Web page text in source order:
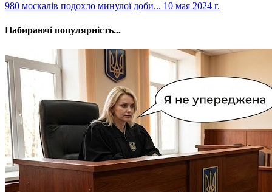
​980 москалів подохло минулої доби... 10 мая 2024 г.
Набираючі популярність...